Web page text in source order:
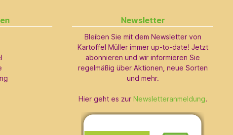
Newsletter
Bleiben Sie mit dem Newsletter von
Kartoffel Müller immer up-to-date! Jetzt
abonnieren und wir informieren Sie
regelmäßig über Aktionen, neue Sorten
und mehr.
Hier geht es zur Newsletteranmeldung.